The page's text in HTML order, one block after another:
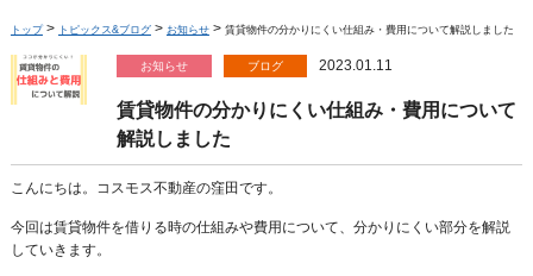
トップ> トピックス&ブログ> お知らせ> 賃貸物件の分かりにくい仕組み・費用について解説しました
お知らせ ブログ 2023.01.11
賃貸物件の分かりにくい仕組み・費用について
解説しました
こんにちは。コスモス不動産の窪田です。
今回は賃貸物件を借りる時の仕組みや費用について、分かりにくい部分を解説
していきます。